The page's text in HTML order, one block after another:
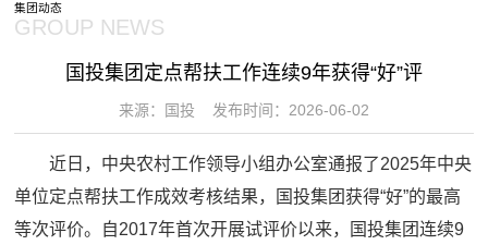
集团动态
GROUP NEWS
国投集团定点帮扶工作连续9年获得“好”评
来源：国投 发布时间：2026-06-02
近日，中央农村工作领导小组办公室通报了2025年中央
单位定点帮扶工作成效考核结果，国投集团获得“好”的最高
等次评价。自2017年首次开展试评价以来，国投集团连续9